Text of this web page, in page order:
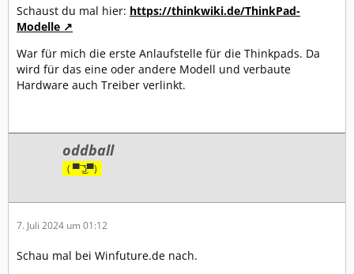
Schaust du mal hier: https://thinkwiki.de/ThinkPad-
Modelle
War für mich die erste Anlaufstelle für die Thinkpads. Da
wird für das eine oder andere Modell und verbaute
Hardware auch Treiber verlinkt.
oddball
( ▀ ͜͞ʖ▀)
7. Juli 2024 um 01:12
Schau mal bei Winfuture.de nach.